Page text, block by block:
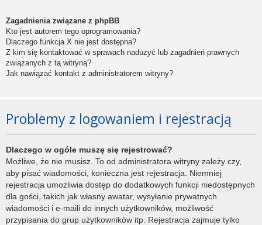
Zagadnienia związane z phpBB
Kto jest autorem tego oprogramowania?
Dlaczego funkcja X nie jest dostępna?
Z kim się kontaktować w sprawach nadużyć lub zagadnień prawnych
związanych z tą witryną?
Jak nawiązać kontakt z administratorem witryny?
Problemy z logowaniem i rejestracją
Dlaczego w ogóle muszę się rejestrować?
Możliwe, że nie musisz. To od administratora witryny zależy czy,
aby pisać wiadomości, konieczna jest rejestracja. Niemniej
rejestracja umożliwia dostęp do dodatkowych funkcji niedostępnych
dla gości, takich jak własny awatar, wysyłanie prywatnych
wiadomości i e-maili do innych użytkowników, możliwość
przypisania do grup użytkowników itp. Rejestracja zajmuje tylko